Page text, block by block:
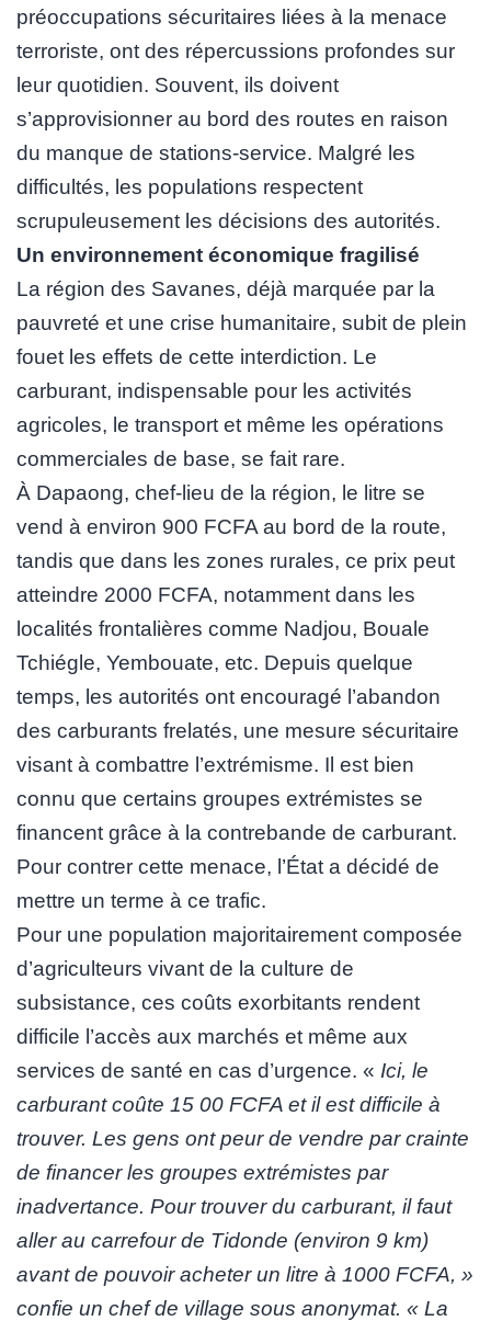
préoccupations sécuritaires liées à la menace
terroriste, ont des répercussions profondes sur
leur quotidien. Souvent, ils doivent
s’approvisionner au bord des routes en raison
du manque de stations-service. Malgré les
difficultés, les populations respectent
scrupuleusement les décisions des autorités.
Un environnement économique fragilisé
La région des Savanes, déjà marquée par la
pauvreté et une crise humanitaire, subit de plein
fouet les effets de cette interdiction. Le
carburant, indispensable pour les activités
agricoles, le transport et même les opérations
commerciales de base, se fait rare.
À Dapaong, chef-lieu de la région, le litre se
vend à environ 900 FCFA au bord de la route,
tandis que dans les zones rurales, ce prix peut
atteindre 2000 FCFA, notamment dans les
localités frontalières comme Nadjou, Bouale
Tchiégle, Yembouate, etc. Depuis quelque
temps, les autorités ont encouragé l’abandon
des carburants frelatés, une mesure sécuritaire
visant à combattre l’extrémisme. Il est bien
connu que certains groupes extrémistes se
financent grâce à la contrebande de carburant.
Pour contrer cette menace, l’État a décidé de
mettre un terme à ce trafic.
Pour une population majoritairement composée
d’agriculteurs vivant de la culture de
subsistance, ces coûts exorbitants rendent
difficile l’accès aux marchés et même aux
services de santé en cas d’urgence. « Ici, le
carburant coûte 15 00 FCFA et il est difficile à
trouver. Les gens ont peur de vendre par crainte
de financer les groupes extrémistes par
inadvertance. Pour trouver du carburant, il faut
aller au carrefour de Tidonde (environ 9 km)
avant de pouvoir acheter un litre à 1000 FCFA, »
confie un chef de village sous anonymat. « La